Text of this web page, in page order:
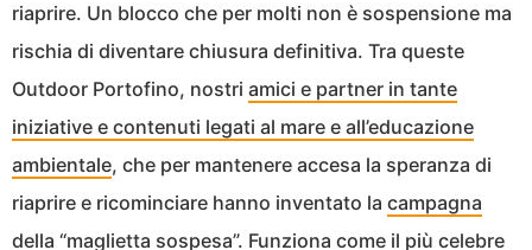
riaprire. Un blocco che per molti non è sospensione ma
rischia di diventare chiusura definitiva. Tra queste
Outdoor Portofino, nostri amici e partner in tante
iniziative e contenuti legati al mare e all’educazione
ambientale, che per mantenere accesa la speranza di
riaprire e ricominciare hanno inventato la campagna
della “maglietta sospesa”. Funziona come il più celebre